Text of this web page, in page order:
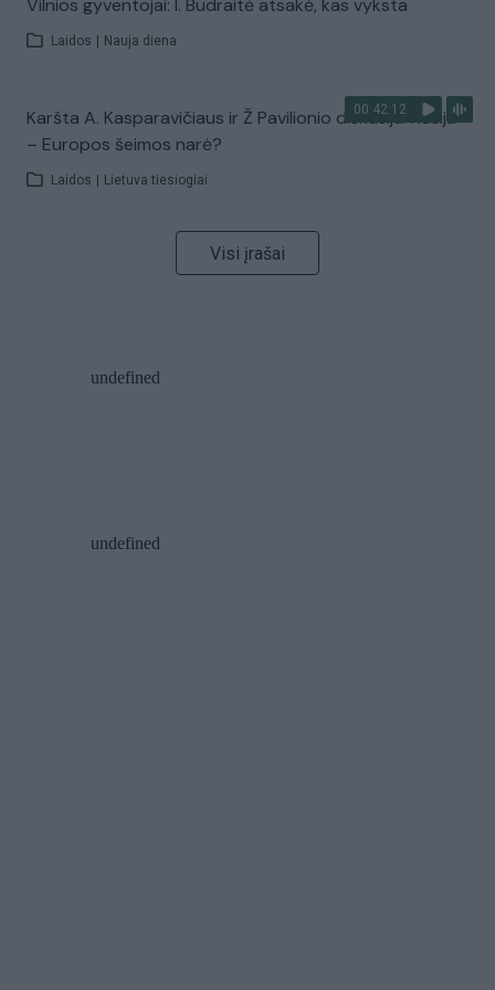
Vilnios gyventojai: I. Budraitė atsakė, kas vyksta
Laidos Nauja diena
00:42:12
Karšta A. Kasparavičiaus ir Ž Pavilionio diskusija: Rusija
– Europos šeimos narė?
Laidos Lietuva tiesiogiai
Visi įrašai